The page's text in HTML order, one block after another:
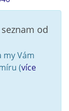
od
my Vám
(více